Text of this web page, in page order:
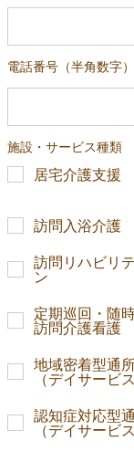
電話番号（半角数字）
施設・サービス種類
居宅介護支援
訪問入浴介護
訪問リハビリ
ン
定期巡回・随
訪問介護看護
地域密着型通
（デイサービス
認知症対応型
（デイサービス